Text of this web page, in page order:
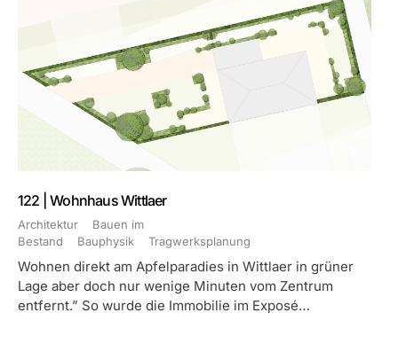
122 | Wohnhaus Wittlaer
Architektur
Bauen im
Bestand
Bauphysik Tragwerksplanung
Wohnen direkt am Apfelparadies in Wittlaer in grüner
Lage aber doch nur wenige Minuten vom Zentrum
entfernt.” So wurde die Immobilie im Exposé…